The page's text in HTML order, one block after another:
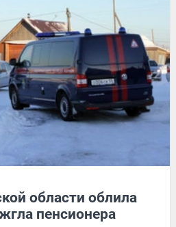
области облила
пенсионера